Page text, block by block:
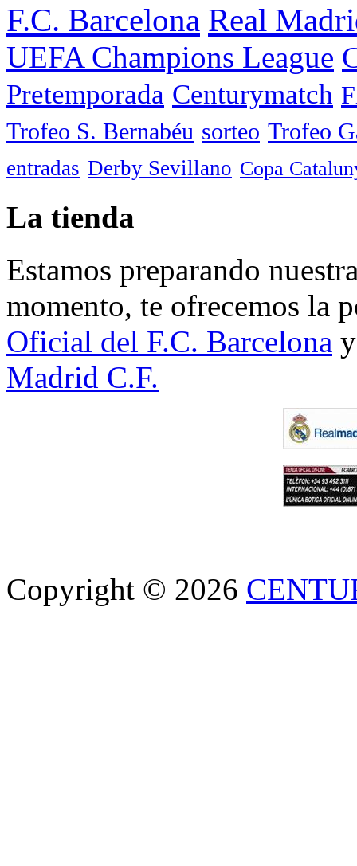
F.C. Barcelona Real
UEFA Champions League
Pretemporada Centurymatch
Trofeo S. Bernabéu sorteo Trofeo
entradas Derby Sevillano Copa
La tienda
Estamos preparando
momento, te ofrecemos la
Oficial del F.C. Barcelona
Madrid C.F.
Copyright © 2026